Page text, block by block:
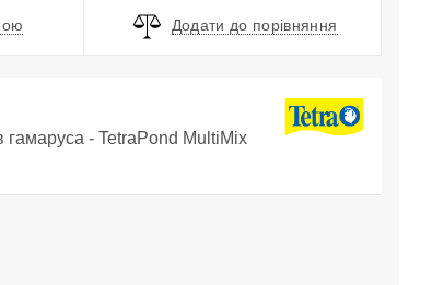
Додати до порівняння
гамаруса - TetraPond MultiMix